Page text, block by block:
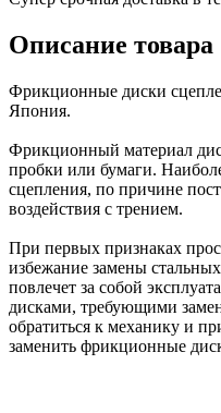
Описание товара
Фрикционные диски
Япония.
Фрикционный материал
пробки или бумаги.
сцепления, по причине
воздействия с трением.
При первых признаках
избежание замены
повлечет за собой
дисками, требующими
обратиться к механику и
заменить фрикционные